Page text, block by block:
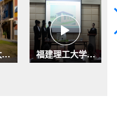
福建理工大学图